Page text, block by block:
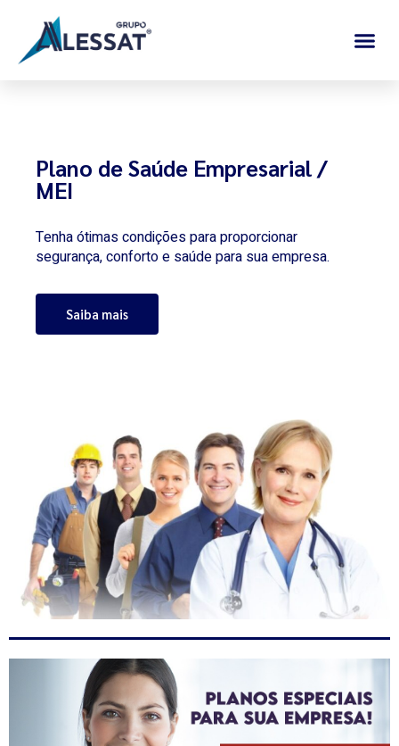
Plano de Saúde Empresarial /
MEI
Tenha ótimas condições para proporcionar
segurança, conforto e saúde para sua empresa.
Saiba mais